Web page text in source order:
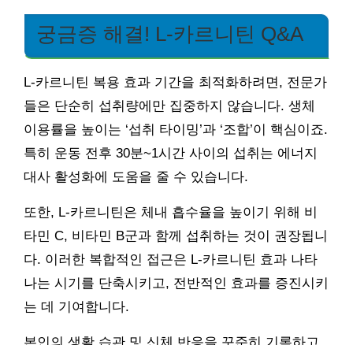
궁금증 해결! L-카르니틴 Q&A
L-카르니틴 복용 효과 기간을 최적화하려면, 전문가
들은 단순히 섭취량에만 집중하지 않습니다. 생체
이용률을 높이는 ‘섭취 타이밍’과 ‘조합’이 핵심이죠.
특히 운동 전후 30분~1시간 사이의 섭취는 에너지
대사 활성화에 도움을 줄 수 있습니다.
또한, L-카르니틴은 체내 흡수율을 높이기 위해 비
타민 C, 비타민 B군과 함께 섭취하는 것이 권장됩니
다. 이러한 복합적인 접근은 L-카르니틴 효과 나타
나는 시기를 단축시키고, 전반적인 효과를 증진시키
는 데 기여합니다.